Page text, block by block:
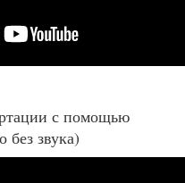
с помощью
без звука)